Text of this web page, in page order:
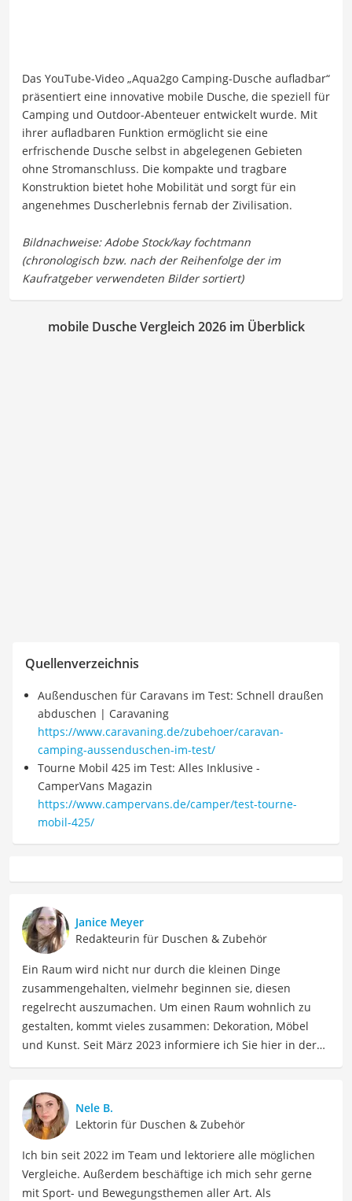
Das YouTube-Video „Aqua2go Camping-Dusche aufladbar“
präsentiert eine innovative mobile Dusche, die speziell für
Camping und Outdoor-Abenteuer entwickelt wurde. Mit
ihrer aufladbaren Funktion ermöglicht sie eine
erfrischende Dusche selbst in abgelegenen Gebieten
ohne Stromanschluss. Die kompakte und tragbare
Konstruktion bietet hohe Mobilität und sorgt für ein
angenehmes Duscherlebnis fernab der Zivilisation.
mobile Dusche Vergleich 2026 im Überblick
Quellenverzeichnis
Außenduschen für Caravans im Test: Schnell draußen
abduschen | Caravaning
https://www.caravaning.de/zubehoer/caravan-
camping-aussenduschen-im-test/
Tourne Mobil 425 im Test: Alles Inklusive -
CamperVans Magazin
https://www.campervans.de/camper/test-tourne-
mobil-425/
Janice Meyer
Redakteurin für Duschen & Zubehör
Ein Raum wird nicht nur durch die kleinen Dinge
zusammengehalten, vielmehr beginnen sie, diesen
regelrecht auszumachen. Um einen Raum wohnlich zu
gestalten, kommt vieles zusammen: Dekoration, Möbel
und Kunst. Seit März 2023 informiere ich Sie hier in der
mein Interesse zum Beruf gemacht und teile sowohl mein
Wissen als auch meine kreativen Ideen durch
inspirierende Texte. Meine Beiträge umfassen Themen
wie Raumgestaltung, Farbkonzepte, Möbelstücke und
Wohnaccessoires, um Ihnen dabei zu helfen, Ihre
Wohnräume in so einladende wie auch harmonische
Nele B.
Lektorin für Duschen & Zubehör
Ich bin seit 2022 im Team und lektoriere alle möglichen
Vergleiche. Außerdem beschäftige ich mich sehr gerne
mit Sport- und Bewegungsthemen aller Art. Als